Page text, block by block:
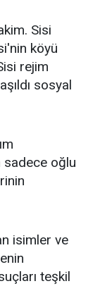
Sisi
köyü
rejim
sosyal
oğlu
isimler ve
teşkil